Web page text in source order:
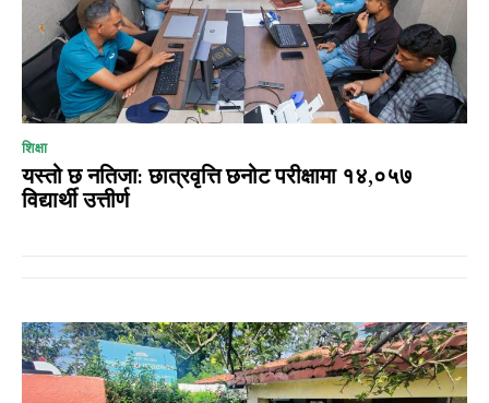
शिक्षा
यस्तो छ नतिजा: छात्रवृत्ति छनोट परीक्षामा १४,०५७
विद्यार्थी उत्तीर्ण